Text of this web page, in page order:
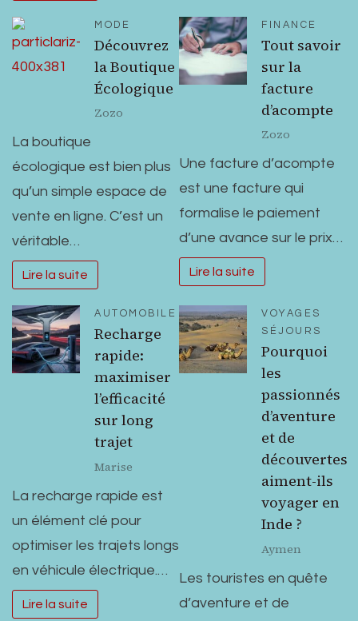
MODE
Découvrez
la Boutique
Écologique
Zozo
La boutique
écologique est bien plus
qu’un simple espace de
vente en ligne. C’est un
véritable…
Lire la suite
FINANCE
Tout savoir
sur la
facture
d’acompte
Zozo
Une facture d’acompte
est une facture qui
formalise le paiement
d’une avance sur le prix…
Lire la suite
AUTOMOBILE
Recharge
rapide:
maximiser
l’efficacité
sur long
trajet
Marise
La recharge rapide est
un élément clé pour
optimiser les trajets longs
en véhicule électrique.…
Lire la suite
VOYAGES
SÉJOURS
Pourquoi
les
passionnés
d’aventure
et de
découvertes
aiment-ils
voyager en
Inde ?
Aymen
Les touristes en quête
d’aventure et de